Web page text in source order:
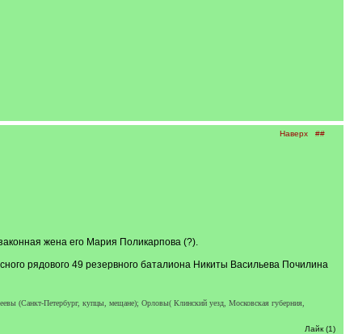
Наверх ##
жена его Мария Поликарпова (?).
рядового 49 резервного баталиона Никиты Васильева Почилина
(Санкт-Петербург, купцы, мещане); Орловы( Клинский уезд, Московская губерния,
Лайк (1)